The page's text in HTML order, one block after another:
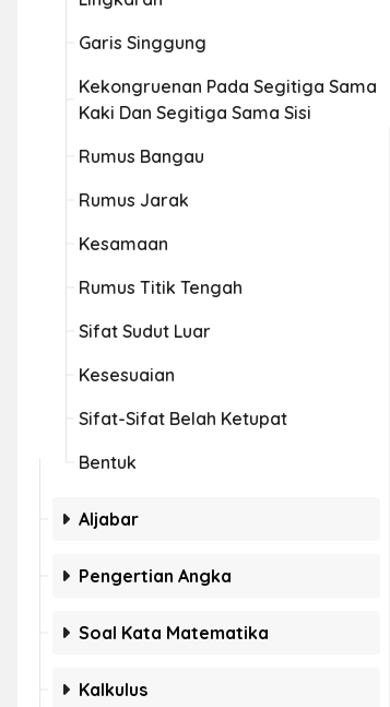
Garis Singgung
Kekongruenan Pada Segitiga Sama
Kaki Dan Segitiga Sama Sisi
Rumus Bangau
Rumus Jarak
Kesamaan
Rumus Titik Tengah
Sifat Sudut Luar
Kesesuaian
Sifat-Sifat Belah Ketupat
Bentuk
Aljabar
Pengertian Angka
Soal Kata Matematika
Kalkulus